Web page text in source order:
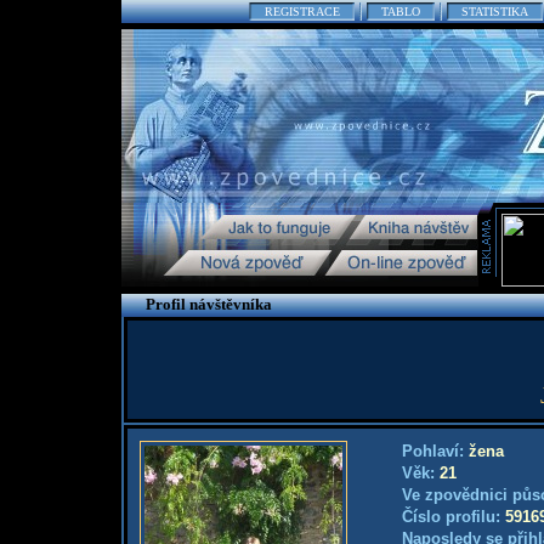
REGISTRACE TABLO STATISTIKA
Profil návštěvníka
Pohlaví: žena
Věk: 21
Ve zpovědnici
Číslo profilu:
Naposledy se